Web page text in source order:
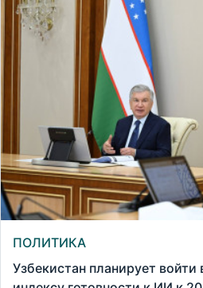
ПОЛИТИКА
Узбекистан планирует войти